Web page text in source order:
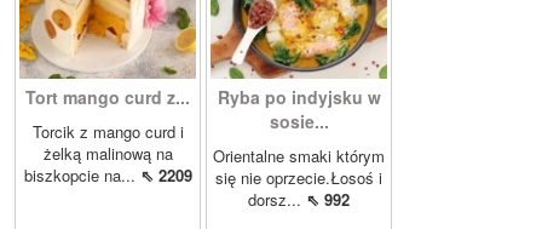
Tort mango curd z...
Torcik z mango curd i
żelką malinową na
biszkopcie na... ⇖ 2209
Ryba po indyjsku w
sosie...
Orientalne smaki którym
się nie oprzecie.Łosoś i
dorsz... ⇖ 992